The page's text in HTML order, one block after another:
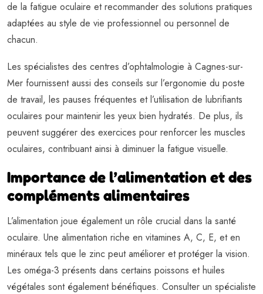
de la fatigue oculaire et recommander des solutions pratiques
adaptées au style de vie professionnel ou personnel de
chacun.
Les spécialistes des centres d’ophtalmologie à Cagnes-sur-
Mer fournissent aussi des conseils sur l’ergonomie du poste
de travail, les pauses fréquentes et l’utilisation de lubrifiants
oculaires pour maintenir les yeux bien hydratés. De plus, ils
peuvent suggérer des exercices pour renforcer les muscles
oculaires, contribuant ainsi à diminuer la fatigue visuelle.
Importance de l’alimentation et des
compléments alimentaires
L’alimentation joue également un rôle crucial dans la santé
oculaire. Une alimentation riche en vitamines A, C, E, et en
minéraux tels que le zinc peut améliorer et protéger la vision.
Les oméga-3 présents dans certains poissons et huiles
végétales sont également bénéfiques. Consulter un spécialiste